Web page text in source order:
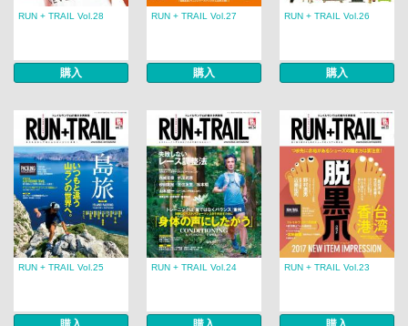
RUN + TRAIL Vol.28
購入
RUN + TRAIL Vol.27
購入
RUN + TRAIL Vol.26
購入
RUN + TRAIL Vol.25 RUN + TRAIL Vol.24 RUN + TRAIL Vol.23